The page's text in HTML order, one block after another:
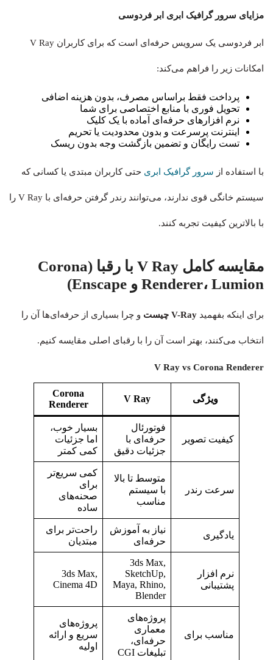
مزایای سرور گرافیک ابری ابر فردوسی
ابر فردوسی یک سرویس حرفه‌ای است که برای کاربران V Ray
امکانات زیر را فراهم می‌کند:
پرداخت فقط براساس مصرف، بدون هزینه اضافی
تحویل فوری با منابع اختصاصی برای شما
نرم‌ افزارهای حرفه‌ای آماده با یک کلیک
اینترنت پرسرعت و بدون محدودیت یا تحریم
تست رایگان و تضمین بازگشت وجه بدون ریسک
با استفاده از سرور گرافیک ابری حتی کاربران مبتدی یا کسانی که
سیستم خانگی قوی ندارند، می‌توانند رندر گرفتن حرفه‌ای با V Ray را
با بالاترین کیفیت تجربه کنند.
مقایسه کامل V Ray با رقبا (Corona
Renderer، Lumion و Enscape)
برای اینکه بفهمید V-Ray چیست و چرا بسیاری از حرفه‌ای‌ها آن را
انتخاب می‌کنند، بهتر است آن را با رقبای اصلی مقایسه کنیم.
V Ray vs Corona Renderer
ویژگی V Ray
Corona
Renderer
کیفیت تصویر
فوتورئال
حرفه‌ای با
جزئیات دقیق
بسیار خوب،
اما جزئیات
کمی کمتر
سرعت رندر
متوسط تا بالا
با سیستم
مناسب
کمی سریع‌تر
برای
صحنه‌های
ساده
یادگیری
نیاز به آموزش
حرفه‌ای
راحت‌تر برای
مبتدیان
نرم‌ افزار
پشتیبانی
3ds Max,
SketchUp,
Maya, Rhino,
Blender
3ds Max,
Cinema 4D
مناسب برای
پروژه‌های
معماری
حرفه‌ای،
تبلیغات CGI
پروژه‌های
سریع و ارائه
اولیه